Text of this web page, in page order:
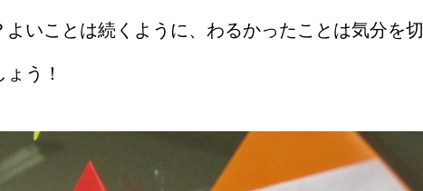
いことは続くように、わるかったことは気分を切
う！